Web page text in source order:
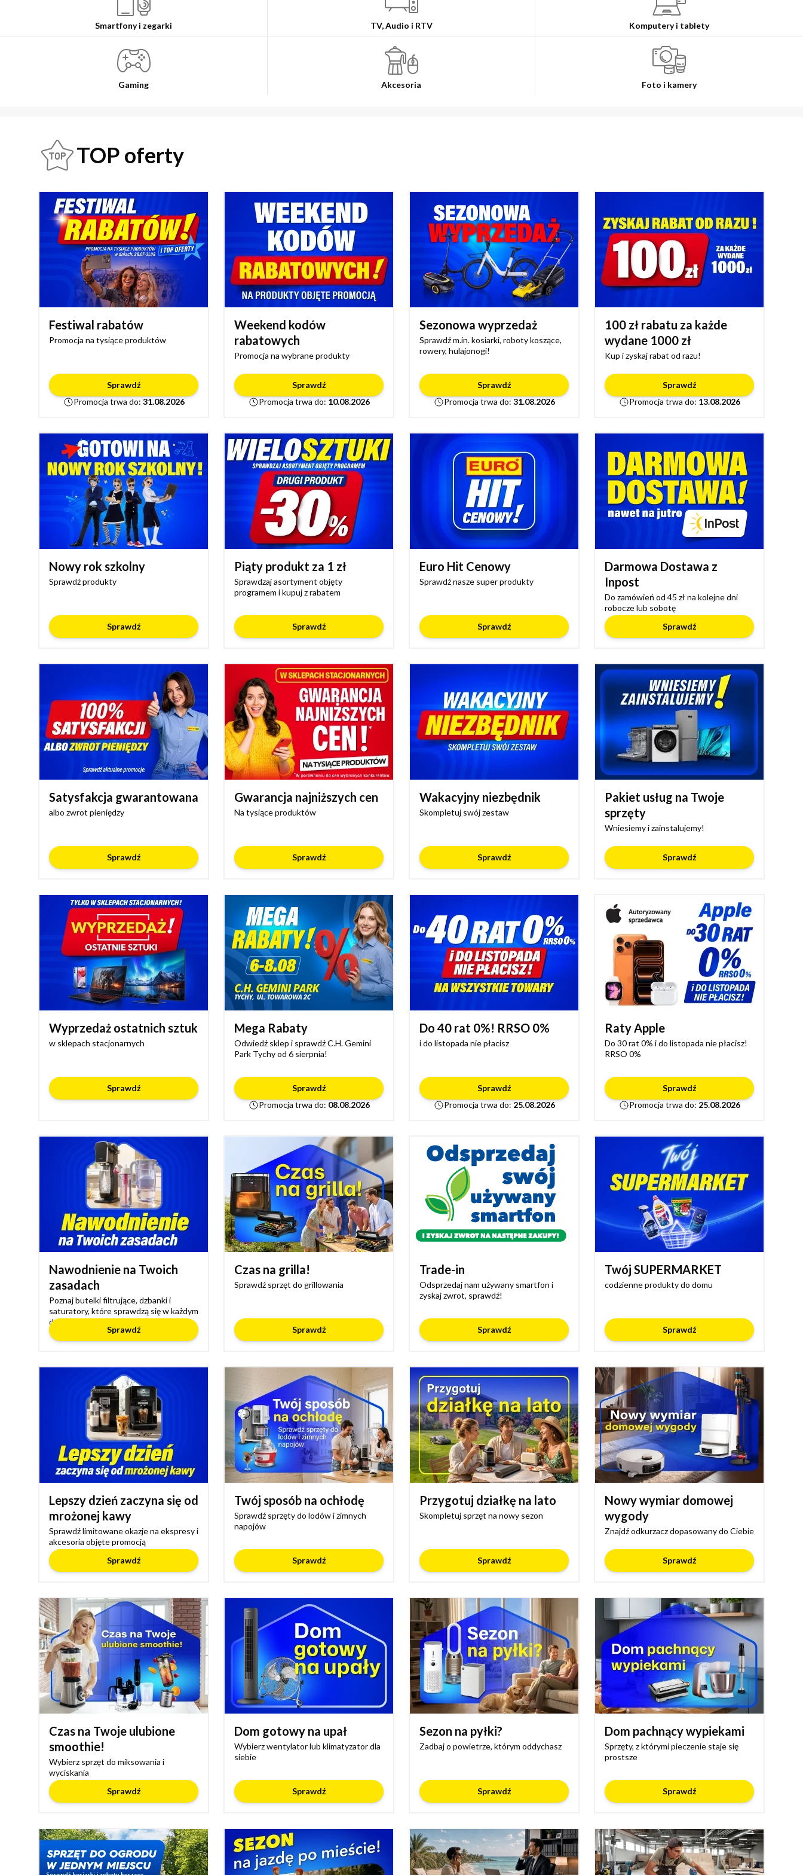
Smartfony i zegarki TV, Audio i RTV Komputery i tablety
Gaming Akcesoria Foto i kamery
TOP oferty
Festiwal rabatów
Promocja na tysiące produktów
Sprawdź
Promocja trwa do: 31.08.2026
Weekend kodów
rabatowych
Promocja na wybrane produkty
Sprawdź
Promocja trwa do: 10.08.2026
Sezonowa wyprzedaż
Sprawdź m.in. kosiarki, roboty koszące,
rowery, hulajonogi!
Sprawdź
Promocja trwa do: 31.08.2026
100 zł rabatu za każde
wydane 1000 zł
Kup i zyskaj rabat od razu!
Sprawdź
Promocja trwa do: 13.08.2026
Nowy rok szkolny
Sprawdź produkty
Sprawdź
Piąty produkt za 1 zł
Sprawdzaj asortyment objęty
programem i kupuj z rabatem
Sprawdź
Euro Hit Cenowy
Sprawdź nasze super produkty
Sprawdź
Darmowa Dostawa z
Inpost
Do zamówień od 45 zł na kolejne dni
robocze lub sobotę
Sprawdź
Satysfakcja gwarantowana
albo zwrot pieniędzy
Sprawdź
Gwarancja najniższych cen
Na tysiące produktów
Sprawdź
Wakacyjny niezbędnik
Skompletuj swój zestaw
Sprawdź
Pakiet usług na Twoje
sprzęty
Wniesiemy i zainstalujemy!
Sprawdź
Wyprzedaż ostatnich sztuk
w sklepach stacjonarnych
Sprawdź
Mega Rabaty
Odwiedź sklep i sprawdź C.H. Gemini
Park Tychy od 6 sierpnia!
Sprawdź
Promocja trwa do: 08.08.2026
Do 40 rat 0%! RRSO 0%
i do listopada nie płacisz
Sprawdź
Promocja trwa do: 25.08.2026
Raty Apple
Do 30 rat 0% i do listopada nie płacisz!
RRSO 0%
Sprawdź
Promocja trwa do: 25.08.2026
Nawodnienie na Twoich
zasadach
Poznaj butelki filtrujące, dzbanki i
saturatory, które sprawdzą się w każdym
domu
Sprawdź
Czas na grilla!
Sprawdź sprzęt do grillowania
Sprawdź
Trade-in
Odsprzedaj nam używany smartfon i
zyskaj zwrot, sprawdź!
Sprawdź
Twój SUPERMARKET
codzienne produkty do domu
Sprawdź
Lepszy dzień zaczyna się od
mrożonej kawy
Sprawdź limitowane okazje na ekspresy i
akcesoria objęte promocją
Sprawdź
Twój sposób na ochłodę
Sprawdź sprzęty do lodów i zimnych
napojów
Sprawdź
Przygotuj działkę na lato
Skompletuj sprzęt na nowy sezon
Sprawdź
Nowy wymiar domowej
wygody
Znajdź odkurzacz dopasowany do Ciebie
Sprawdź
Czas na Twoje ulubione
smoothie!
Wybierz sprzęt do miksowania i
wyciskania
Sprawdź
Dom gotowy na upał
Wybierz wentylator lub klimatyzator dla
siebie
Sprawdź
Sezon na pyłki?
Zadbaj o powietrze, którym oddychasz
Sprawdź
Dom pachnący wypiekami
Sprzęty, z którymi pieczenie staje się
prostsze
Sprawdź